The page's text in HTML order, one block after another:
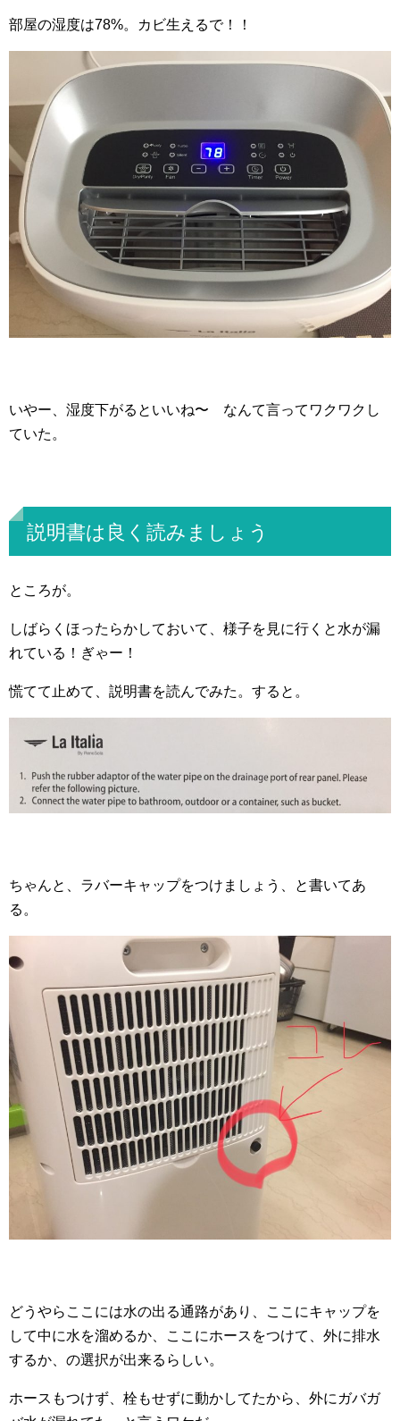
部屋の湿度は78%。カビ生えるで！！
いやー、湿度下がるといいね〜 なんて言ってワクワクし
ていた。
説明書は良く読みましょう
ところが。
しばらくほったらかしておいて、様子を見に行くと水が漏
れている！ぎゃー！
慌てて止めて、説明書を読んでみた。すると。
ちゃんと、ラバーキャップをつけましょう、と書いてあ
る。
どうやらここには水の出る通路があり、ここにキャップを
して中に水を溜めるか、ここにホースをつけて、外に排水
するか、の選択が出来るらしい。
ホースもつけず、栓もせずに動かしてたから、外にガバガ